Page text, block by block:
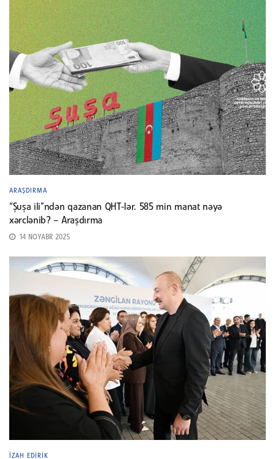
ARAŞDIRMA
“Şuşa ili”ndən qazanan QHT-lər. 585 min manat nəyə
xərclənib? – Araşdırma
14 NOYABR 2025
İZAH EDIRIK